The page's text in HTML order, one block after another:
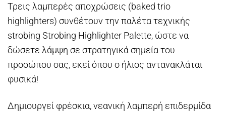
Τρεις λαμπερές αποχρώσεις (baked trio
highlighters) συνθέτουν την παλέτα τεχνικής
strobing Strobing Highlighter Palette, ώστε να
δώσετε λάμψη σε στρατηγικά σημεία του
προσώπου σας, εκεί όπου ο ήλιος αντανακλάται
φυσικά!
Δημιουργεί φρέσκια, νεανική λαμπερή επιδερμίδα